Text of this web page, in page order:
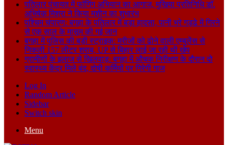
पतिलार पंचायत में फॉगिंग अभियान का आगाज, मुखिया प्रतिनिधि डॉ.
अभिषेक मिश्रा ने किया मशीन का शुभारंभ
पश्चिम चंपारण: बगहा के पतिलार में बड़ा हादसा, पानी भरे गड्ढे में गिरने
से एक साल के मासूम की गई जान
बगहा में पुलिस की बड़ी स्ट्राइक: मरीजों को ढोने वाली एम्बुलेंस से
निकली 157 लीटर शराब, UP से बिहार लाई जा रही थी खेप
ग्रामीणों के इलाज से खिलवाड़: बगहा में औचक निरीक्षण के दौरान दो
स्वास्थ्य केंद्र मिले बंद, दोषी कर्मियों पर गिरेगी गाज
Log In
Random Article
Sidebar
Switch skin
Menu